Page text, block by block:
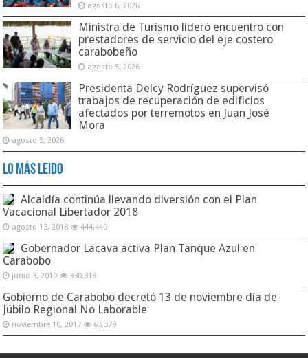
agosto 6, 2026
Ministra de Turismo lideró encuentro con
prestadores de servicio del eje costero
carabobeño
agosto 5, 2026
Presidenta Delcy Rodríguez supervisó
trabajos de recuperación de edificios
afectados por terremotos en Juan José
Mora
agosto 5, 2026
Lo Más Leido
Alcaldía continúa llevando diversión con el Plan
Vacacional Libertador 2018
agosto 13, 2018 444,449
Gobernador Lacava activa Plan Tanque Azul en
Carabobo
junio 3, 2019 330,318
Gobierno de Carabobo decretó 13 de noviembre día de
Júbilo Regional No Laborable
noviembre 10, 2017 63,379